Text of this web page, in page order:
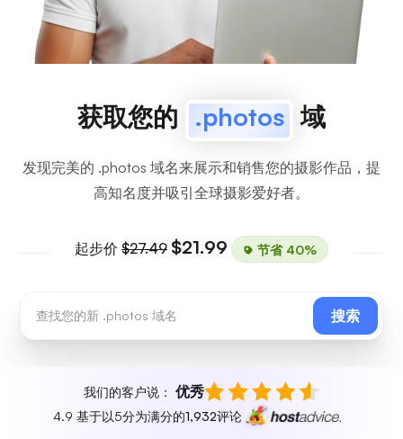
获取您的 .photos 域
发现完美的 .photos 域名来展示和销售您的摄影作品，提
高知名度并吸引全球摄影爱好者。
起步价 $27.49 $21.99 节省 40%
搜索
我们的客户说： 优秀
4.9 基于以5分为满分的1,932评论